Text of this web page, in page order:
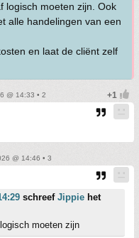
logisch moeten zijn. Ook
alle handelingen van een
en laat de cliënt zelf
@ 14:33 • 2
@ 14:46 • 3
schreef Jippie het
moeten zijn